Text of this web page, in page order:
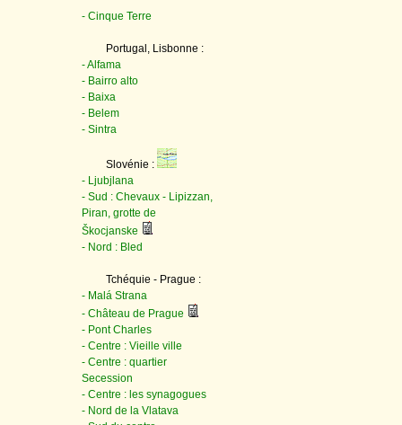
- Cinque Terre
Portugal, Lisbonne :
- Alfama
- Bairro alto
- Baixa
- Belem
- Sintra
Slovénie :
- Ljubjlana
- Sud : Chevaux - Lipizzan,
Piran, grotte de
Škocjanske
- Nord : Bled
Tchéquie - Prague :
- Malá Strana
- Château de Prague
- Pont Charles
- Centre : Vieille ville
- Centre : quartier
Secession
- Centre : les synagogues
- Nord de la Vlatava